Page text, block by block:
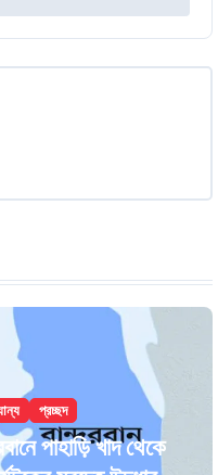
প্রচ্ছদ
পাহাড়ি খাদ থেকে